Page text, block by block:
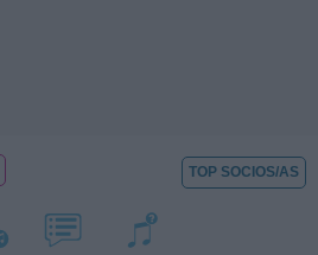
TOP SOCIOS/AS